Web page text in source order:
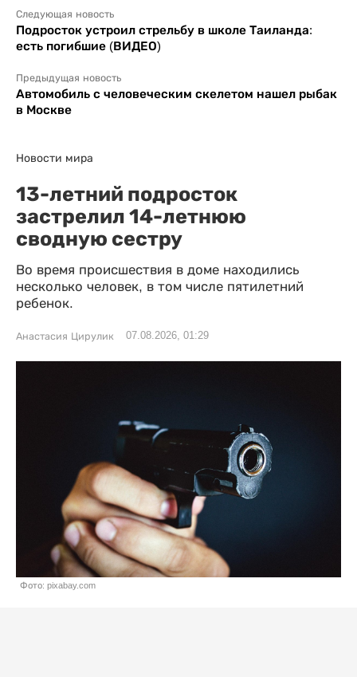
Следующая новость
Подросток устроил стрельбу в школе Таиланда:
есть погибшие (ВИДЕО)
Предыдущая новость
Автомобиль с человеческим скелетом нашел рыбак
в Москве
Новости мира
13-летний подросток
застрелил 14-летнюю
сводную сестру
Во время происшествия в доме находились
несколько человек, в том числе пятилетний
ребенок.
Анастасия Цирулик 07.08.2026, 01:29
Фото: pixabay.com